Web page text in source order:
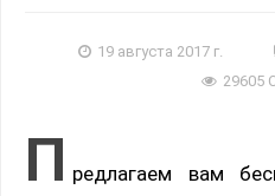
19 августа 2017 г.
29605
П редлагаем вам